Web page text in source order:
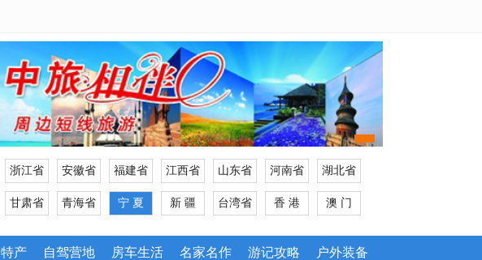
浙江省 安徽省 福建省 江西省 山东省 河南省 湖北省
甘肃省 青海省 宁 夏 新 疆 台湾省 香 港 澳 门
产 自驾营地 房车生活 名家名作 游记攻略 户外装备